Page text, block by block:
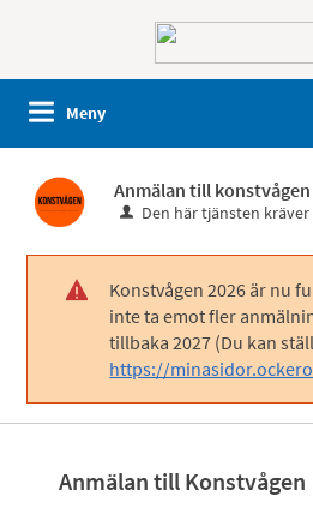
Meny
Anmälan till konstvågen
Den här tjänsten
!
Konstvågen 2026 är nu
inte ta emot fler
tillbaka 2027 (Du kan
https://
Anmälan till Konstvågen